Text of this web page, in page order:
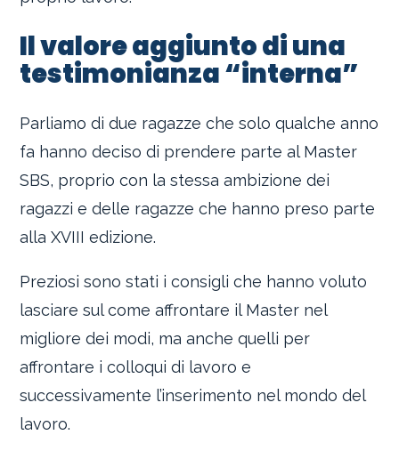
Il valore aggiunto di una
testimonianza “interna”
Parliamo di due ragazze che solo qualche anno
fa hanno deciso di prendere parte al Master
SBS, proprio con la stessa ambizione dei
ragazzi e delle ragazze che hanno preso parte
alla XVIII edizione.
Preziosi sono stati i consigli che hanno voluto
lasciare sul come affrontare il Master nel
migliore dei modi, ma anche quelli per
affrontare i colloqui di lavoro e
successivamente l’inserimento nel mondo del
lavoro.